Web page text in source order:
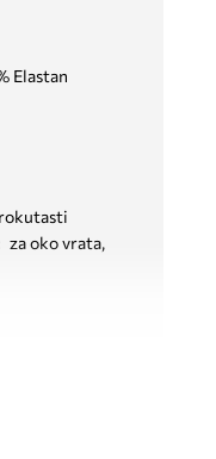
Elastan
za oko vrata,